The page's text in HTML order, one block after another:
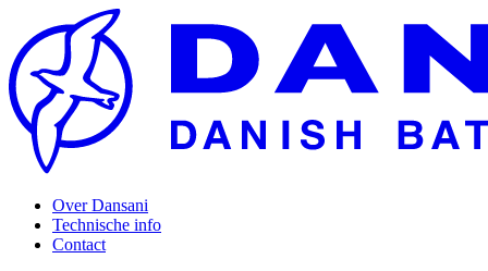
Over Dansani
Technische info
Contact